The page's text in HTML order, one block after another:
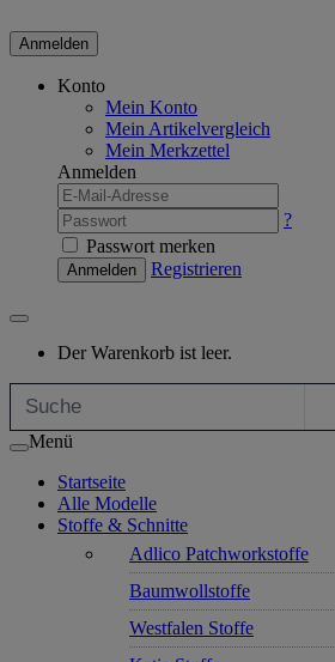
Anmelden
Konto
Mein Konto
Mein Artikelvergleich
Mein Merkzettel
Anmelden
?
Passwort merken
Anmelden Registrieren
Der Warenkorb ist leer.
Menü
Startseite
Alle Modelle
Stoffe & Schnitte
Adlico Patchworkstoffe
Baumwollstoffe
Westfalen Stoffe